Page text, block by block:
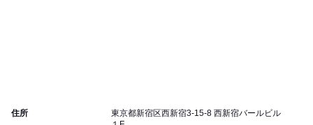
住所
東京都新宿区西新宿3-15-8 西新宿バールビル